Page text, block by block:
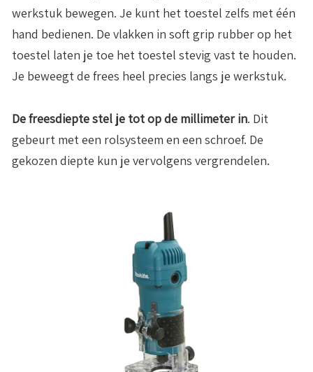
werkstuk bewegen. Je kunt het toestel zelfs met één
hand bedienen. De vlakken in soft grip rubber op het
toestel laten je toe het toestel stevig vast te houden.
Je beweegt de frees heel precies langs je werkstuk.
De freesdiepte stel je tot op de millimeter in. Dit
gebeurt met een rolsysteem en een schroef. De
gekozen diepte kun je vervolgens vergrendelen.